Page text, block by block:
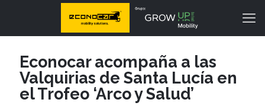
Econocar acompaña a las
Valquirias de Santa Lucía en
el Trofeo ‘Arco y Salud’